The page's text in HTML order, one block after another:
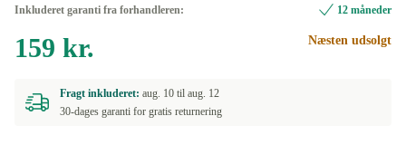
Inkluderet garanti fra forhandleren: 12 måneder
159 kr. Næsten udsolgt
Fragt inkluderet: aug. 10 til aug. 12
30-dages garanti for gratis returnering